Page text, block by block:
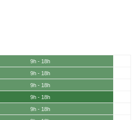
9h - 18h
9h - 18h
9h - 18h
9h - 18h
9h - 18h